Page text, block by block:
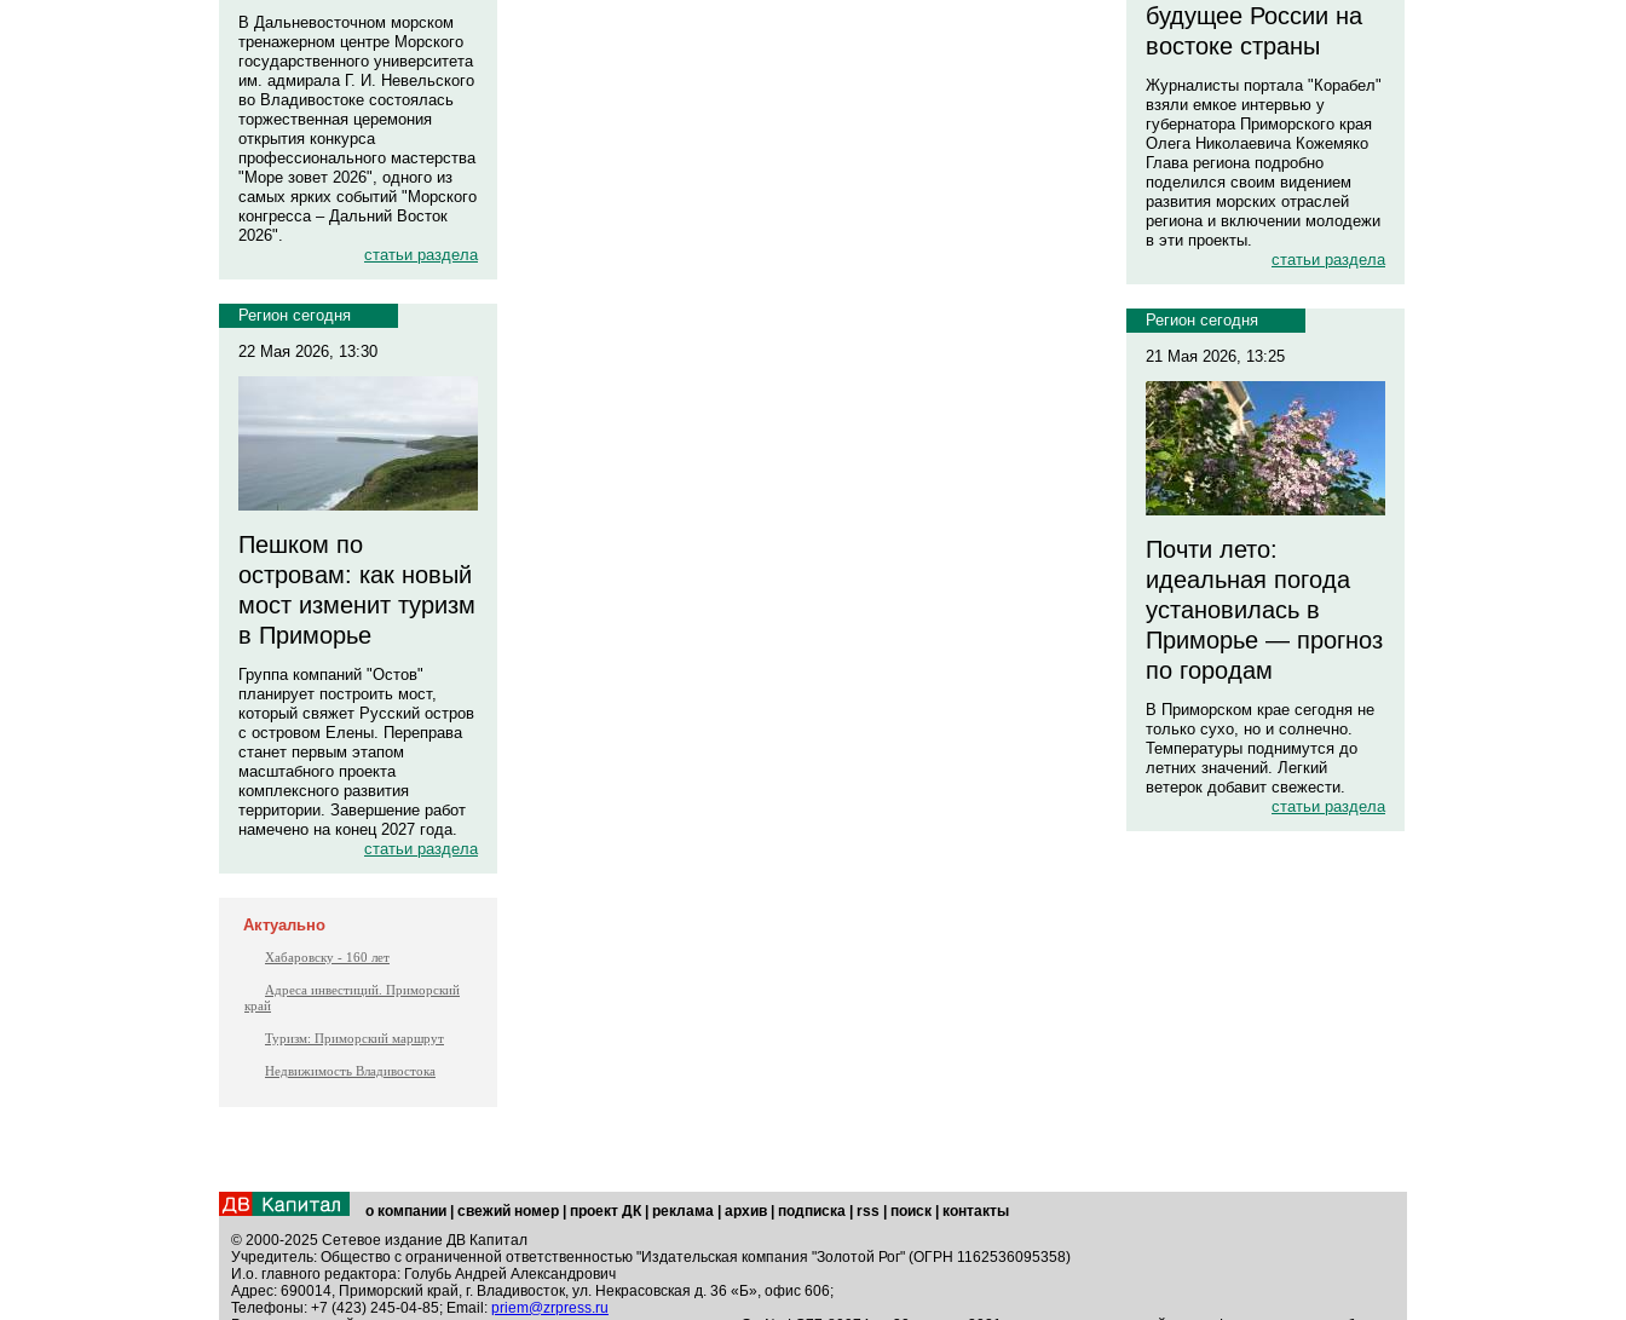
В Дальневосточном морском
тренажерном центре Морского
государственного университета
им. адмирала Г. И. Невельского
во Владивостоке состоялась
торжественная церемония
открытия конкурса
профессионального мастерства
"Море зовет 2026", одного из
самых ярких событий "Морского
конгресса – Дальний Восток
2026".
статьи раздела
Регион сегодня
22 Мая 2026, 13:30
Пешком по
островам: как новый
мост изменит туризм
в Приморье
Группа компаний "Остов"
планирует построить мост,
который свяжет Русский остров
с островом Елены. Переправа
станет первым этапом
масштабного проекта
комплексного развития
территории. Завершение работ
намечено на конец 2027 года.
статьи раздела
Актуально
Хабаровску - 160 лет
Адреса инвестиций. Приморский
край
Туризм: Приморский маршрут
Недвижимость Владивостока
будущее России на
востоке страны
Журналисты портала "Корабел"
взяли емкое интервью у
губернатора Приморского края
Олега Николаевича Кожемяко
Глава региона подробно
поделился своим видением
развития морских отраслей
региона и включении молодежи
в эти проекты.
статьи раздела
Регион сегодня
21 Мая 2026, 13:25
Почти лето:
идеальная погода
установилась в
Приморье — прогноз
по городам
В Приморском крае сегодня не
только сухо, но и солнечно.
Температуры поднимутся до
летних значений. Легкий
ветерок добавит свежести.
статьи раздела
о компании свежий номер проект ДК реклама архив подписка rss поиск
контакты
© 2000-2025 Сетевое издание ДВ Капитал
Учредитель: Общество с ограниченной ответственностью "Издательская компания "Золотой Рог" (ОГРН 1162536095358)
И.о. главного редактора: Голубь Андрей Александрович
Адрес: 690014, Приморский край, г. Владивосток, ул. Некрасовская д. 36 «Б», офис 606;
Телефоны: +7 (423) 245-04-85; Email: priem@zrpress.ru